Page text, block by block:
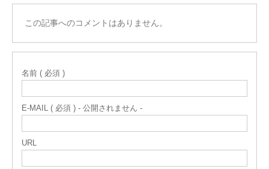
この記事へのコメントはありません。
名前 ( 必須 )
E-MAIL ( 必須 ) - 公開されません -
URL